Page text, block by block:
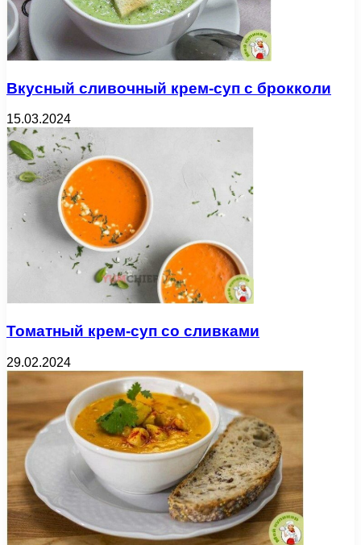
Вкусный сливочный крем-суп с брокколи
15.03.2024
Томатный крем-суп со сливками
29.02.2024